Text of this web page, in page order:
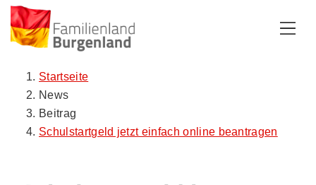
Startseite
News
Beitrag
Schulstartgeld jetzt einfach online beantragen